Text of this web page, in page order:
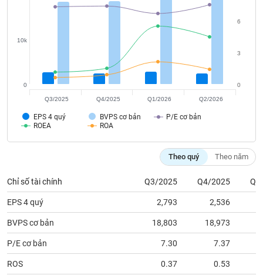
EPS 4 quý BVPS cơ bản
P/E cơ bản
ROEA
ROA
0
10k
0
3
6
Q3/2025 Q4/2025 Q1/2026 Q2/2026
Theo quý Theo năm
Chỉ số tài chính Q3/2025 Q4/2025
EPS 4 quý 2,793 2,536
BVPS cơ bản 18,803 18,973
P/E cơ bản 7.30 7.37
ROS 0.37 0.53